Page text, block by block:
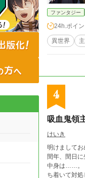
ファンタジー
24h.ポイン
異世界
4
吸血鬼領
けいき
明けましておめでとう
閏年、閏日
中身は……。 「妾、子供体型じゃけどちゃんとした大人じゃからなっ！！」 長く生きてるとちょっとしたドタバタにも慣れっこで落
ち着いて対処しちゃ